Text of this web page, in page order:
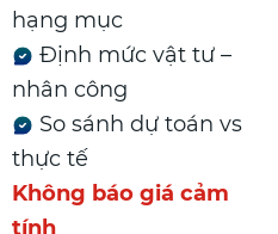
hạng mục
Định mức vật tư –
nhân công
So sánh dự toán vs
thực tế
Không báo giá cảm
tính